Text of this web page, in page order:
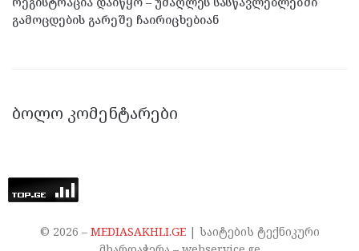
გამოცდების გარეშე ჩაირიცხებიან
ᲑᲝᲚᲝ ᲙᲝᲛᲔᲜᲢᲐᲠᲔᲑᲘ
© 2026 – MEDIASAKHLI.GE| საიტების ტექნიკური